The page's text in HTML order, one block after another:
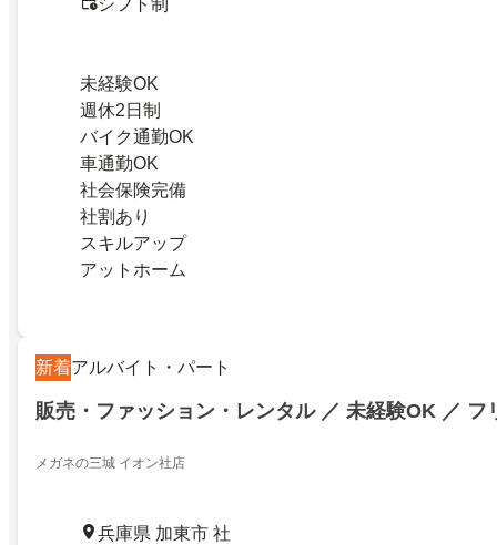
シフト制
未経験OK
週休2日制
バイク通勤OK
車通勤OK
社会保険完備
社割あり
スキルアップ
アットホーム
新着アルバイト・パート
販売・ファッション・レンタル ／ 未経験OK ／ フ
メガネの三城 イオン社店
兵庫県 加東市 社